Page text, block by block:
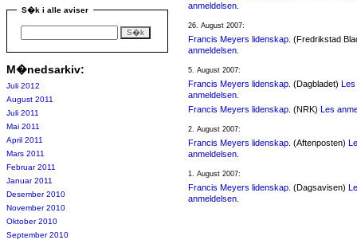
S�k i alle aviser
M�nedsarkiv:
Juli 2012
August 2011
Juli 2011
Mai 2011
April 2011
Mars 2011
Februar 2011
Januar 2011
Desember 2010
November 2010
Oktober 2010
September 2010
anmeldelsen
26. August 2007:
Francis Meyers lidenskap . (Fredrikstad
anmeldelsen
5. August 2007:
Francis Meyers lidenskap . (Dagbladet) Les
anmeldelsen
Francis Meyers lidenskap . (NRK) Les
2. August 2007:
Francis Meyers lidenskap . (Aftenposten)
anmeldelsen
1. August 2007:
Francis Meyers lidenskap . (Dagsavisen)
anmeldelsen